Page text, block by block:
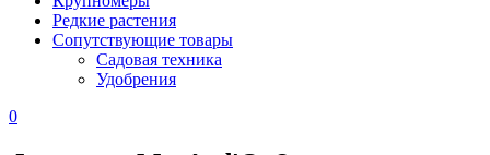
Редкие растения
Сопутствующие товары
Садовая техника
Удобрения
0